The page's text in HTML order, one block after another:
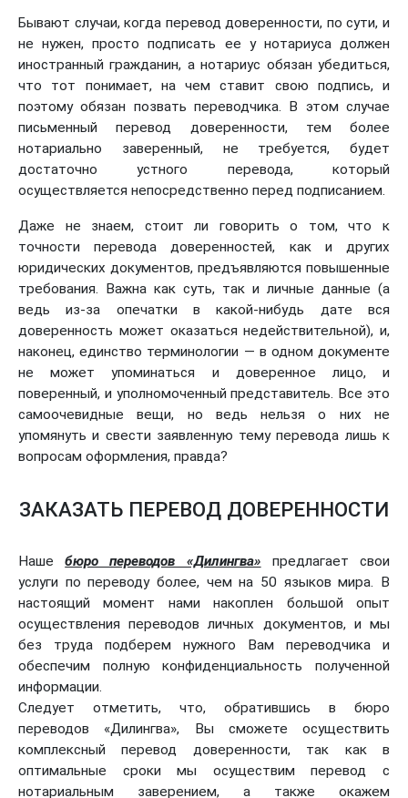
Бывают случаи, когда перевод доверенности, по сути, и
не нужен, просто подписать ее у нотариуса должен
иностранный гражданин, а нотариус обязан убедиться,
что тот понимает, на чем ставит свою подпись, и
поэтому обязан позвать переводчика. В этом случае
письменный перевод доверенности, тем более
нотариально заверенный, не требуется, будет
достаточно устного перевода, который
осуществляется непосредственно перед подписанием.
Даже не знаем, стоит ли говорить о том, что к
точности перевода доверенностей, как и других
юридических документов, предъявляются повышенные
требования. Важна как суть, так и личные данные (а
ведь из-за опечатки в какой-нибудь дате вся
доверенность может оказаться недействительной), и,
наконец, единство терминологии — в одном документе
не может упоминаться и доверенное лицо, и
поверенный, и уполномоченный представитель. Все это
самоочевидные вещи, но ведь нельзя о них не
упомянуть и свести заявленную тему перевода лишь к
вопросам оформления, правда?
ЗАКАЗАТЬ ПЕРЕВОД ДОВЕРЕННОСТИ
Нашебюро переводов «Дилингва» предлагает свои
услуги по переводу более, чем на 50 языков мира. В
настоящий момент нами накоплен большой опыт
осуществления переводов личных документов, и мы
без труда подберем нужного Вам переводчика и
обеспечим полную конфиденциальность полученной
информации.
Следует отметить, что, обратившись в бюро
переводов «Дилингва», Вы сможете осуществить
комплексный перевод доверенности, так как в
оптимальные сроки мы осуществим перевод с
нотариальным заверением, а также окажем